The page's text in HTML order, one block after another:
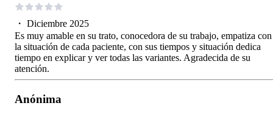
・ Diciembre 2025
Es muy amable en su trato, conocedora de su trabajo, empatiza con
la situación de cada paciente, con sus tiempos y situación dedica
tiempo en explicar y ver todas las variantes. Agradecida de su
atención.
Anónima